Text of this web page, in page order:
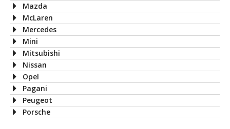
Mazda
McLaren
Mercedes
Mini
Mitsubishi
Nissan
Opel
Pagani
Peugeot
Porsche